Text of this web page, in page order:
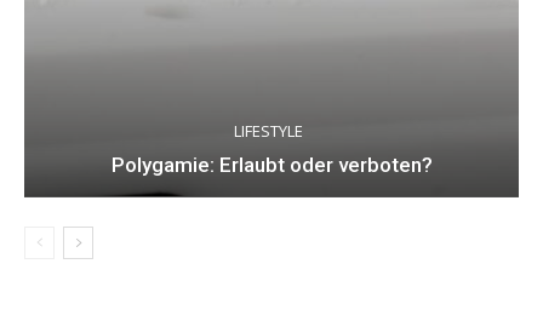
LIFESTYLE
Polygamie: Erlaubt oder verboten?